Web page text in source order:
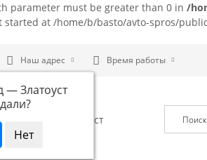
parameter must be greater than 0 in /
started at /home/b/basto/avto-spros/
—Златоуст
Наш адрес Время работы